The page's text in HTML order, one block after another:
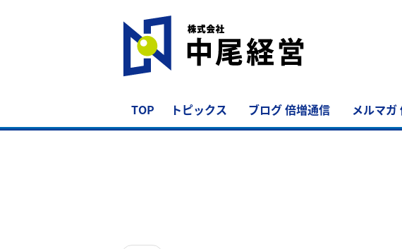
TOP トピックス ブログ 倍増通信 メルマガ